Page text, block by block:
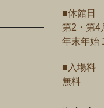
■休館日
第2・第4
年末年始
■入場料
無料